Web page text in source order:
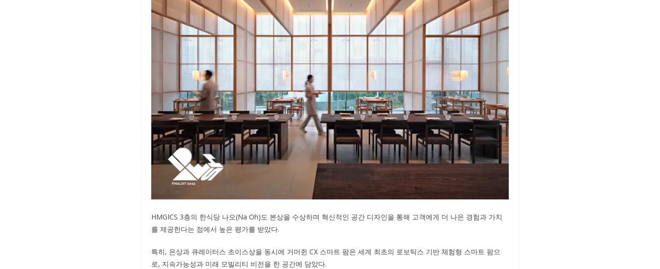
HMGICS 3층의 한식당 나오(Na Oh)도 본상을 수상하며 혁신적인 공간 디자인을 통해 고객에게 더 나은 경험과 가치
를 제공한다는 점에서 높은 평가를 받았다.
특히, 은상과 큐레이터스 초이스상을 동시에 거머쥔 CX 스마트 팜은 세계 최초의 로보틱스 기반 체험형 스마트 팜으
로, 지속가능성과 미래 모빌리티 비전을 한 공간에 담았다.